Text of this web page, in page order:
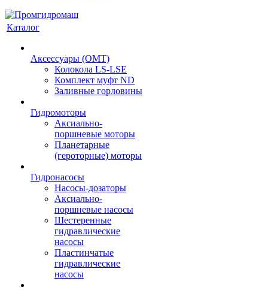
Каталог
Аксессуары (OMT)
Колокола LS-LSE
Комплект муфт ND
Заливные горловины
Гидромоторы
Аксиально-
поршневые моторы
Планетарные
(героторные) моторы
Гидронасосы
Насосы-дозаторы
Аксиально-
поршневые насосы
Шестеренные
гидравлические
насосы
Пластинчатые
гидравлические
насосы